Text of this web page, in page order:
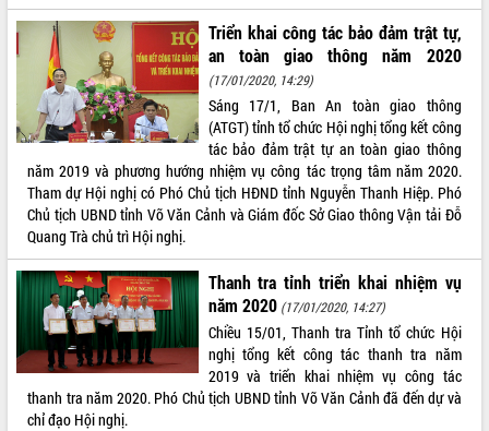
Thường trực HĐND tỉnh Đắk Lắk gặp
mặt Đoàn chuyên gia y tế TP. Hồ Chí
Lễ truy điệu và an táng hài cốt liệt sĩ
tại Nghĩa trang Liệt sĩ xã Sơn Hòa
Bàn giải pháp tháo gỡ khó khăn trong
xuất khẩu sầu riêng và triển khai quy
định EUDR
Thứ trưởng Bộ Nông nghiệp và Môi
trường Nguyễn Hoàng Hiệp khảo sát
vùng trồng và doanh nghiệp đóng gói
sầu riêng tại Đắk Lắk
Trình diễn nghệ thuật chế biến các
món ăn từ sầu riêng
Đắk Lắk công bố Quy hoạch và xúc
tiến đầu tư tỉnh
Ngành cá ngừ Đắk Lắk chủ động thích
ứng để giữ vững thị trường xuất khẩu
THỐNG KÊ TRUY CẬP
Hôm nay:
10984
Tất cả: 66124098
Triển khai công tác bảo đảm trật tự,
an toàn giao thông năm 2020
(17/01/2020, 14:29)
Sáng 17/1, Ban An toàn giao thông
(ATGT) tỉnh tổ chức Hội nghị tổng kết công
tác bảo đảm trật tự an toàn giao thông
năm 2019 và phương hướng nhiệm vụ công tác trọng tâm năm 2020.
Tham dự Hội nghị có Phó Chủ tịch HĐND tỉnh Nguyễn Thanh Hiệp. Phó
Chủ tịch UBND tỉnh Võ Văn Cảnh và Giám đốc Sở Giao thông Vận tải Đỗ
Quang Trà chủ trì Hội nghị.
Thanh tra tỉnh triển khai nhiệm vụ
năm 2020 (17/01/2020, 14:27)
Chiều 15/01, Thanh tra Tỉnh tổ chức Hội
nghị tổng kết công tác thanh tra năm
2019 và triển khai nhiệm vụ công tác
thanh tra năm 2020. Phó Chủ tịch UBND tỉnh Võ Văn Cảnh đã đến dự và
chỉ đạo Hội nghị.